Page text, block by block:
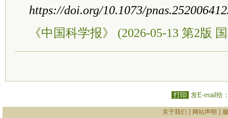
https://doi.org/10.1073/
《中国科学报》 (2026-05-13 第2版
打印 发E-mail给
关于我们 网站声明